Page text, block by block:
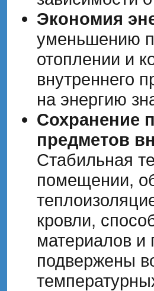
Экономия
уменьшению
отоплении и
внутреннего
на энергию
Сохранение
предметов
Стабильная
помещении,
кровли,
материалов и
подвержены